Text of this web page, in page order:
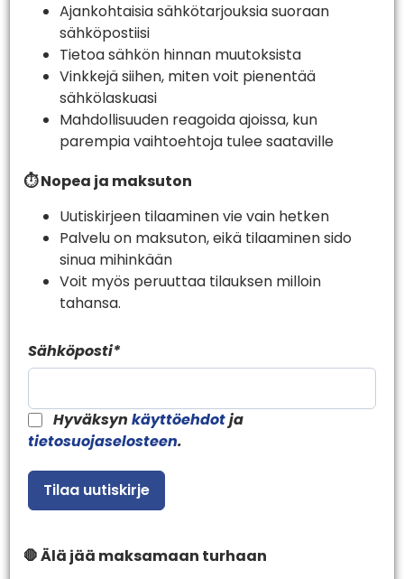
Ajankohtaisia sähkötarjouksia suoraan
sähköpostiisi
Tietoa sähkön hinnan muutoksista
Vinkkejä siihen, miten voit pienentää
sähkölaskuasi
Mahdollisuuden reagoida ajoissa, kun
parempia vaihtoehtoja tulee saataville
⏱️ Nopea ja maksuton
Uutiskirjeen tilaaminen vie vain hetken
Palvelu on maksuton, eikä tilaaminen sido
sinua mihinkään
Voit myös peruuttaa tilauksen milloin
tahansa.
Sähköposti*
Hyväksyn käyttöehdotja
tietosuojaselosteen.
🛑 Älä jää maksamaan turhaan